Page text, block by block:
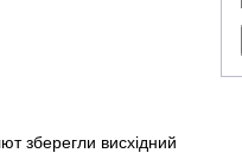
зберегли висхідний